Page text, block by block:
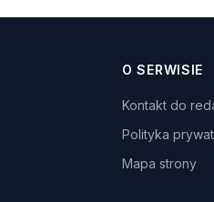
O SERWISIE
Kontakt do
Polityka
Mapa strony